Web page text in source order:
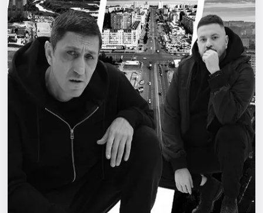
Площадки
Артисты
Рейтинги